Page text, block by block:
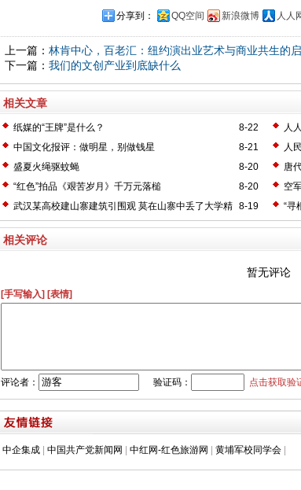
分享到：
QQ空间 新浪微博 人人
上一篇： 林肯中心，百老汇：纽约演出业艺术与商业共生的
下一篇： 我们的文创产业到底缺什么
相关文章
8-22
纸媒的“王牌”是什么？
人
8-21
中国文化报评：做明星，别做钱星
人
8-20
盛夏火绳驱蚊蝇
唐
8-20
“红色”拍品《艰苦岁月》千万元落槌
空
8-19
武汉某高校建山寨建筑引围观 莫在山寨中丢了大学精
神
“寻
相关评论
暂无评论
[手写输入] [表情]
评论者： 验证码： 点击获取验
中企集成 | 中国共产党新闻网 | 中红网-红色旅游网 | 黄埔军校同学会 |